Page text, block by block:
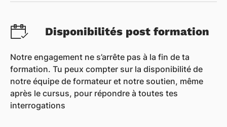
Disponibilités post formation
Notre engagement ne s’arrête pas à la fin de ta
formation. Tu peux compter sur la disponibilité de
notre équipe de formateur et notre soutien, même
après le cursus, pour répondre à toutes tes
interrogations